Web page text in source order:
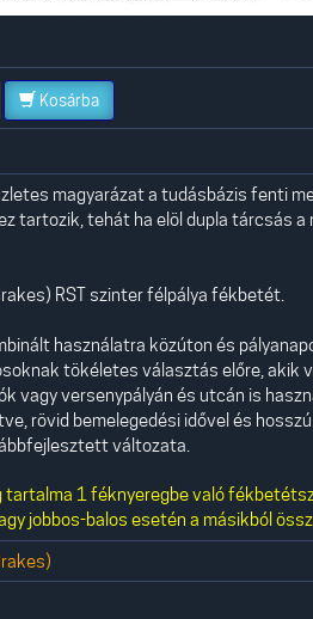
Kosárba
magyarázat a tudásbázis fenti
tartozik, tehát ha elöl dupla tárcsás a
RST szinter félpálya fékbetét.
használatra közúton és
tökéletes választás előre, akik
vagy versenypályán és utcán is
rövid bemelegedési idővel és
változata.
tartalma 1 féknyeregbe való
jobbos-balos esetén a másikból